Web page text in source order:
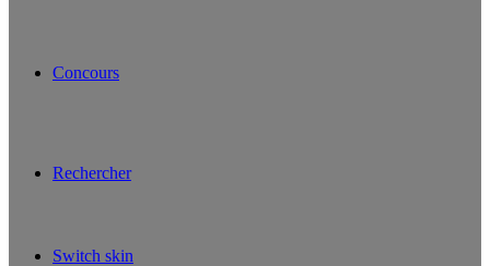
Concours
Rechercher
Switch skin